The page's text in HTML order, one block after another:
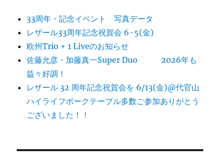
33周年・記念イベント 写真データ
レザール33周年記念祝賀会 6-5(金)
欧州Trio + 1 Liveのお知らせ
佐藤允彦・加藤真一Super Duo 2026年も
益々好調！
レザール 32 周年記念祝賀会を 6/13(金)@代官山
ハイライフポークテーブル多数ご参加ありがとう
ございました！！